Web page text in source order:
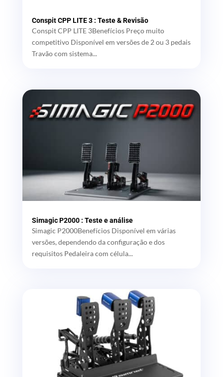
Conspit CPP LITE 3 : Teste & Revisão
Conspit CPP LITE 3Benefícios Preço muito
competitivo Disponível em versões de 2 ou 3 pedais
Travão com sistema...
Simagic P2000 : Teste e análise
Simagic P2000Benefícios Disponível em várias
versões, dependendo da configuração e dos
requisitos Pedaleira com célula...